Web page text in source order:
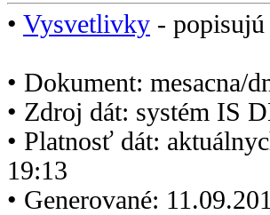
• Vysvetlivky -
• Dokument: mesacna/
• Zdroj dát: systém IS
• Platnosť dát:
19:13
• Generované: